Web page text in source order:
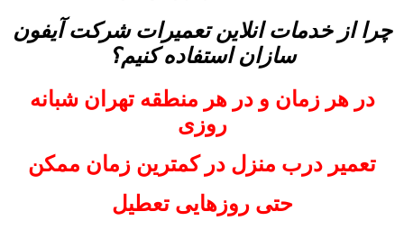
چرا از خدمات انلاین تعمیرات شرکت آیفون
سازان استفاده کنیم؟
در هر زمان و در هر منطقه تهران شبانه
روزی
تعمیر درب منزل در کمترین زمان ممکن
حتی روزهایی تعطیل